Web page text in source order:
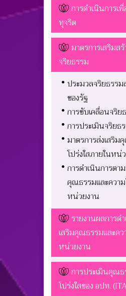
การดำเนินการเ
ทุจริต
มาตรการเสริมส
จริยธรรม
ประมวลจริยธรร
ของรัฐ
การขับเคลื่อนจริย
การประเมินจริยธ
มาตรการส่งเสริ
โปร่งใสภายในหน่
การดำเนินการตา
คุณธรรมและความ
หน่วยงาน
รายงานผลการด
เสริมคุณธรรมและคว
หน่วยงาน
การประเมินคุณ
โปร่งใสของ อปท.